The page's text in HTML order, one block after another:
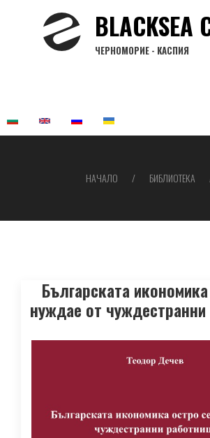
BLACKSEA
ЧЕРНОМОРИЕ - КАСПИЯ
НАЧАЛО БИБЛИОТЕКА
Българската
нуждае от